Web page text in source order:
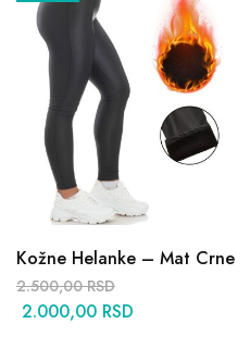
Kožne Helanke – Mat Crne
2.500,00RSD
2.000,00 RSD